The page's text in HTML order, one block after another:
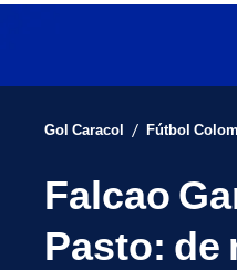
Gol Caracol / Fútbol
Falcao
Pasto: de